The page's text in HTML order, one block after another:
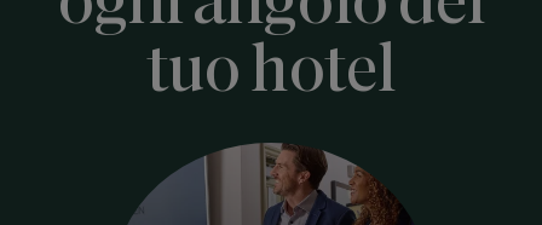
tuo hotel